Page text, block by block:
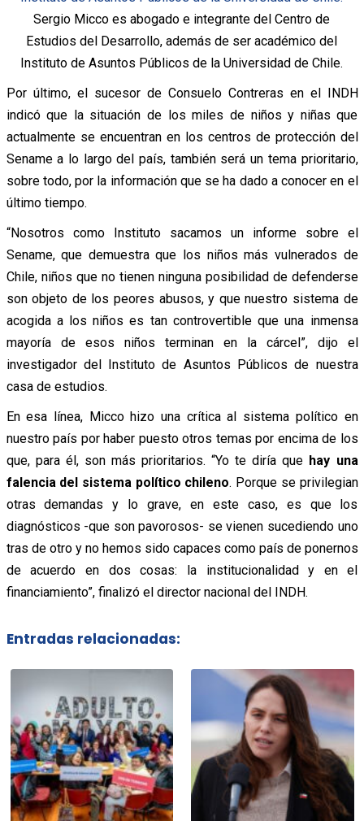
Sergio Micco es abogado e integrante del Centro de
Estudios del Desarrollo, además de ser académico del
Instituto de Asuntos Públicos de la Universidad de Chile.
Por último, el sucesor de Consuelo Contreras en el INDH
indicó que la situación de los miles de niños y niñas que
actualmente se encuentran en los centros de protección del
Sename a lo largo del país, también será un tema prioritario,
sobre todo, por la información que se ha dado a conocer en el
último tiempo.
“Nosotros como Instituto sacamos un informe sobre el
Sename, que demuestra que los niños más vulnerados de
Chile, niños que no tienen ninguna posibilidad de defenderse
son objeto de los peores abusos, y que nuestro sistema de
acogida a los niños es tan controvertible que una inmensa
mayoría de esos niños terminan en la cárcel”, dijo el
investigador del Instituto de Asuntos Públicos de nuestra
casa de estudios.
En esa línea, Micco hizo una crítica al sistema político en
nuestro país por haber puesto otros temas por encima de los
que, para él, son más prioritarios. “Yo te diría que hay una
falencia del sistema político chileno. Porque se privilegian
otras demandas y lo grave, en este caso, es que los
diagnósticos -que son pavorosos- se vienen sucediendo uno
tras de otro y no hemos sido capaces como país de ponernos
de acuerdo en dos cosas: la institucionalidad y en el
financiamiento”, finalizó el director nacional del INDH.
Entradas relacionadas: